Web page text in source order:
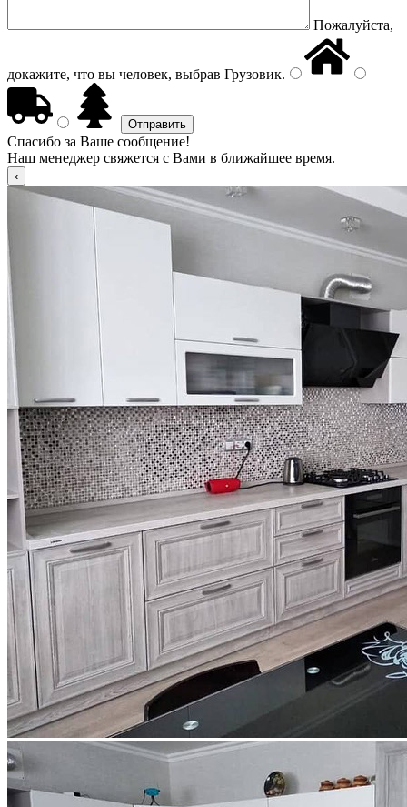
Пожалуйста,
докажите, что вы человек, выбрав Грузовик.
Спасибо за Ваше сообщение!
Наш менеджер свяжется с Вами в ближайшее время.